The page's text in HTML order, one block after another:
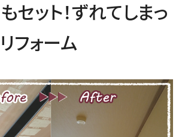
セット！ずれてしまっ
フォーム